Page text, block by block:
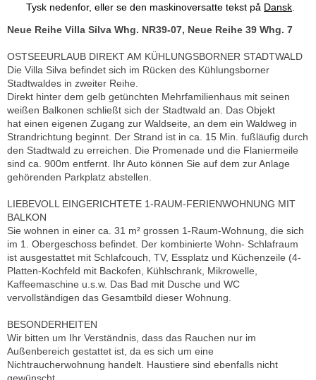
Tysk nedenfor, eller se den maskinoversatte tekst på Dansk
Neue Reihe Villa Silva Whg. NR39-07, Neue Reihe 39 Whg. 7
OSTSEEURLAUB DIREKT AM KÜHLUNGSBORNER STADTWALD
Die Villa Silva befindet sich im Rücken des Kühlungsborner
Stadtwaldes in zweiter Reihe.
Direkt hinter dem gelb getünchten Mehrfamilienhaus mit seinen
weißen Balkonen schließt sich der Stadtwald an. Das Objekt
hat einen eigenen Zugang zur Waldseite, an dem ein Waldweg in
Strandrichtung beginnt. Der Strand ist in ca. 15 Min. fußläufig durch
den Stadtwald zu erreichen. Die Promenade und die Flaniermeile
sind ca. 900m entfernt. Ihr Auto können Sie auf dem zur Anlage
gehörenden Parkplatz abstellen.
LIEBEVOLL EINGERICHTETE 1-RAUM-FERIENWOHNUNG MIT
BALKON
Sie wohnen in einer ca. 31 m² grossen 1-Raum-Wohnung, die sich
im 1. Obergeschoss befindet. Der kombinierte Wohn- Schlafraum
ist ausgestattet mit Schlafcouch, TV, Essplatz und Küchenzeile (4-
Platten-Kochfeld mit Backofen, Kühlschrank, Mikrowelle,
Kaffeemaschine u.s.w. Das Bad mit Dusche und WC
vervollständigen das Gesamtbild dieser Wohnung.
BESONDERHEITEN
Wir bitten um Ihr Verständnis, dass das Rauchen nur im
Außenbereich gestattet ist, da es sich um eine
Nichtraucherwohnung handelt. Haustiere sind ebenfalls nicht
gewünscht.